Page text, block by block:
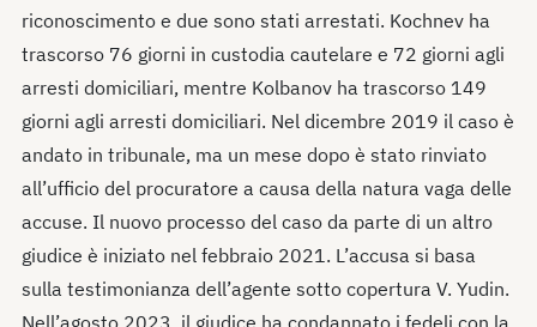
riconoscimento e due sono stati arrestati. Kochnev ha
trascorso 76 giorni in custodia cautelare e 72 giorni agli
arresti domiciliari, mentre Kolbanov ha trascorso 149
giorni agli arresti domiciliari. Nel dicembre 2019 il caso è
andato in tribunale, ma un mese dopo è stato rinviato
all’ufficio del procuratore a causa della natura vaga delle
accuse. Il nuovo processo del caso da parte di un altro
giudice è iniziato nel febbraio 2021. L’accusa si basa
sulla testimonianza dell’agente sotto copertura V. Yudin.
Nell’agosto 2023, il giudice ha condannato i fedeli con la